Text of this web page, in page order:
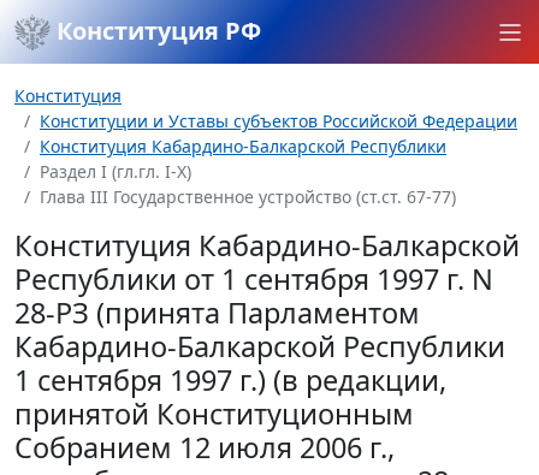
Конституция РФ
Конституция
Конституции и Уставы субъектов Российской Федерации
Конституция Кабардино-Балкарской Республики
Раздел I (гл.гл. I-X)
Глава III Государственное устройство (ст.ст. 67-77)
Конституция Кабардино-Балкарской
Республики от 1 сентября 1997 г. N
28-РЗ (принята Парламентом
Кабардино-Балкарской Республики
1 сентября 1997 г.) (в редакции,
принятой Конституционным
Собранием 12 июля 2006 г.,